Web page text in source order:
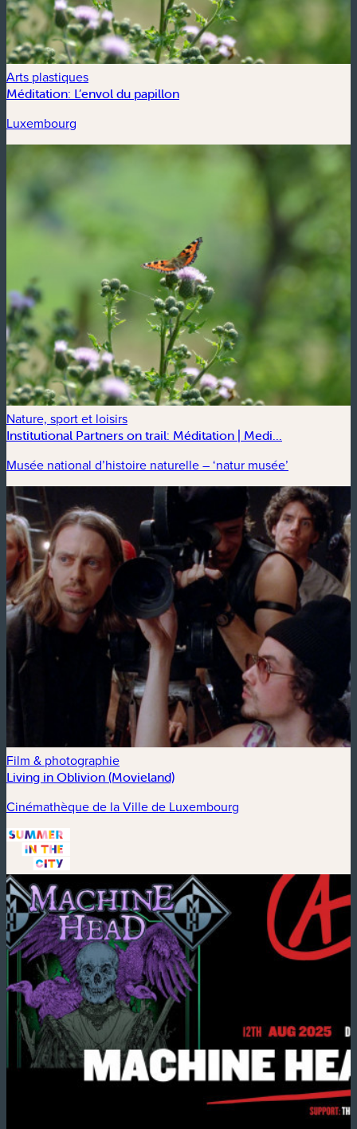
Arts plastiques
Méditation: L’envol du papillon
Luxembourg
Nature, sport et loisirs
Institutional Partners on trail: Méditation | Medi...
Musée national d’histoire naturelle – ‘natur musée’
Film & photographie
Living in Oblivion (Movieland)
Cinémathèque de la Ville de Luxembourg